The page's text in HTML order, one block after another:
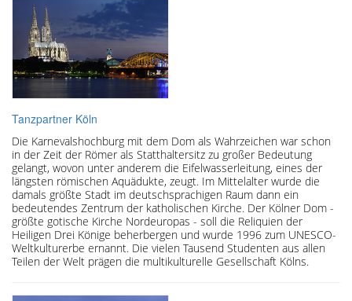
Tanzpartner Köln
Die Karnevalshochburg mit dem Dom als Wahrzeichen war schon
in der Zeit der Römer als Statthaltersitz zu großer Bedeutung
gelangt, wovon unter anderem die Eifelwasserleitung, eines der
längsten römischen Aquädukte, zeugt. Im Mittelalter wurde die
damals größte Stadt im deutschsprachigen Raum dann ein
bedeutendes Zentrum der katholischen Kirche. Der Kölner Dom -
größte gotische Kirche Nordeuropas - soll die Reliquien der
Heiligen Drei Könige beherbergen und wurde 1996 zum UNESCO-
Weltkulturerbe ernannt. Die vielen Tausend Studenten aus allen
Teilen der Welt prägen die multikulturelle Gesellschaft Kölns.